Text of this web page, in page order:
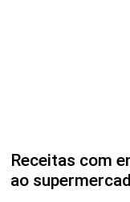
Receitas com
ao